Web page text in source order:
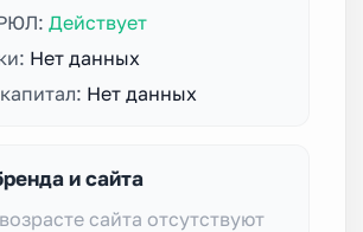
Действует
Нет данных
Нет данных
и сайта
сайта отсутствуют